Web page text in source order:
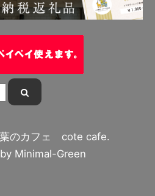
のカフェ cote cafe.
Minimal-Green